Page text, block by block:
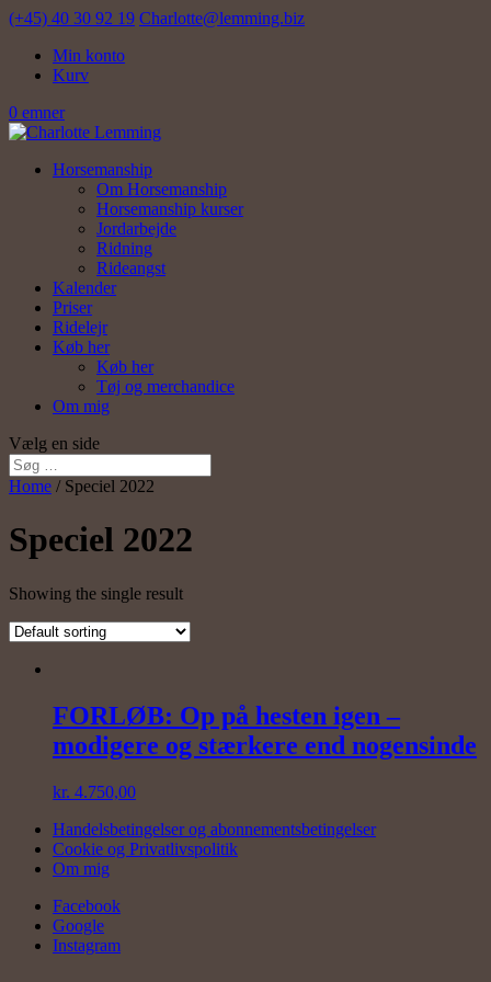
(+45) 40 30 92 19 Charlotte@lemming.biz
Min konto
Kurv
0 emner
Horsemanship
Om Horsemanship
Horsemanship kurser
Jordarbejde
Ridning
Rideangst
Kalender
Priser
Ridelejr
Køb her
Køb her
Tøj og merchandice
Om mig
Vælg en side
Home / Speciel 2022
Speciel 2022
Showing the single result
FORLØB: Op på hesten igen –
modigere og stærkere end nogensinde
kr. 4.750,00
Handelsbetingelser og abonnementsbetingelser
Cookie og Privatlivspolitik
Om mig
Facebook
Google
Instagram